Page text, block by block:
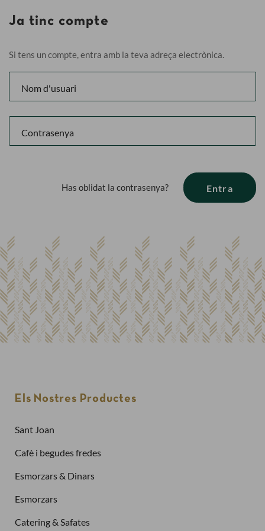
Ja tinc compte
Si tens un compte, entra amb la teva adreça electrònica.
Entra
Has oblidat la contrasenya?
Els Nostres Productes
Sant Joan
Cafè i begudes fredes
Esmorzars & Dinars
Esmorzars
Catering & Safates